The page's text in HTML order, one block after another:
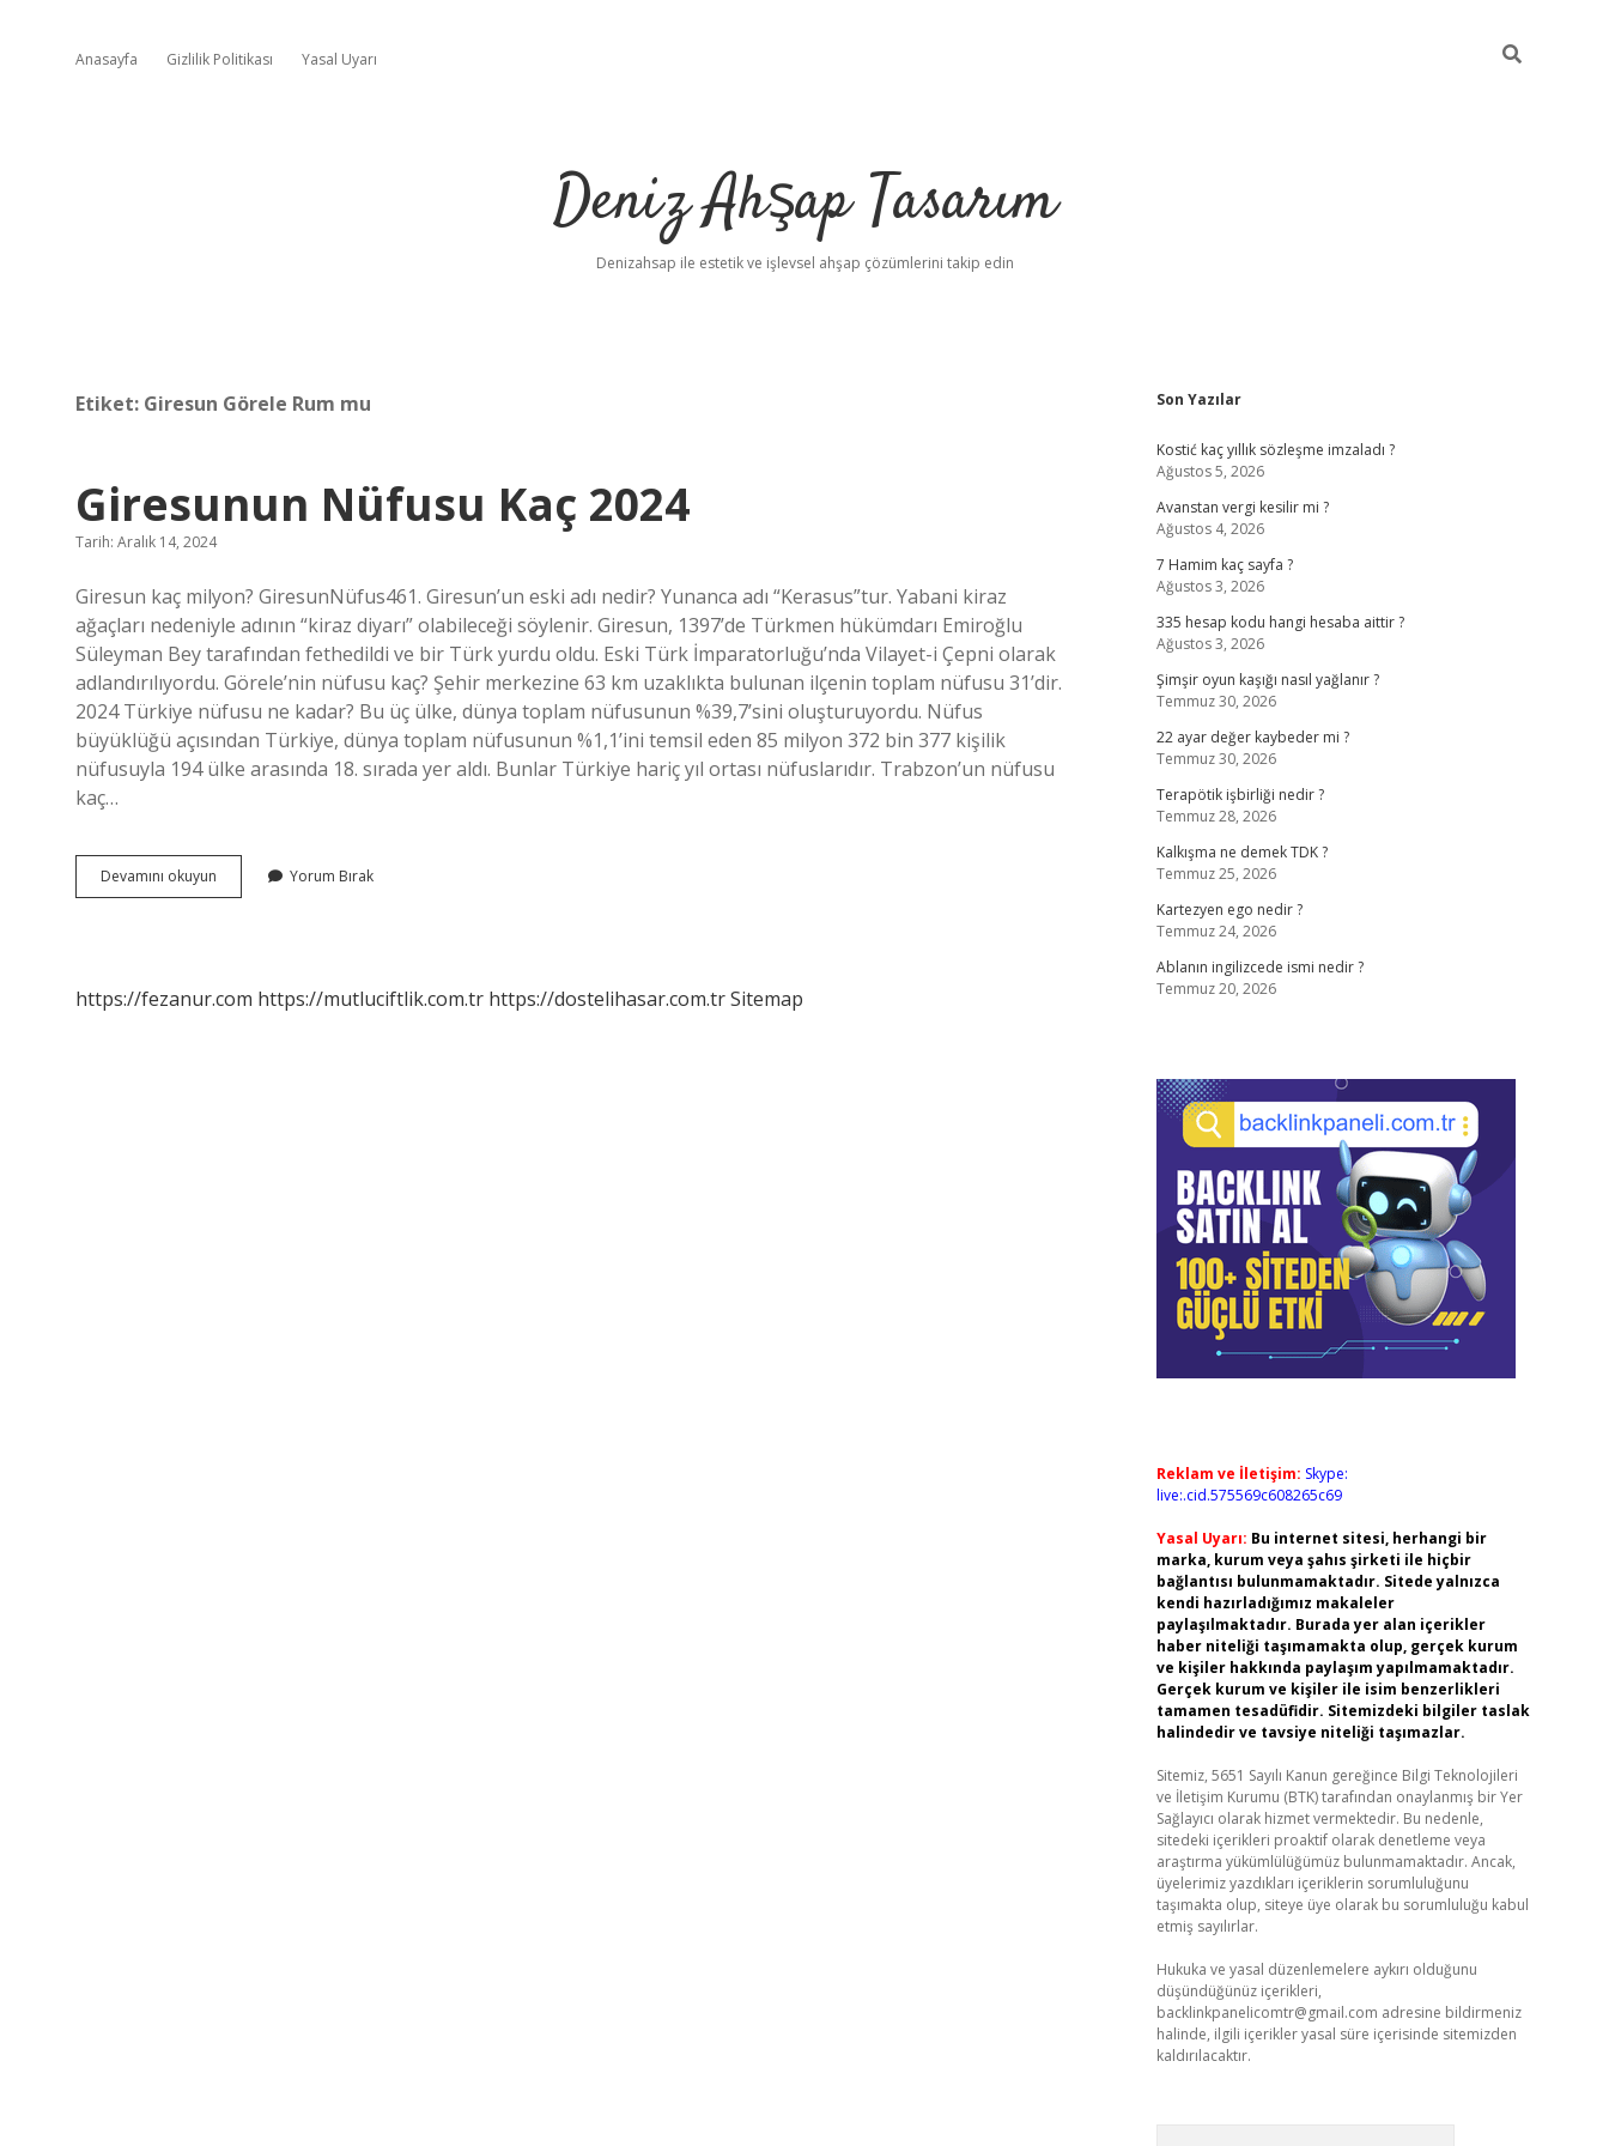
Anasayfa Gizlilik Politikası Yasal Uyarı
Deniz Ahşap Tasarım
Denizahsap ile estetik ve işlevsel ahşap çözümlerini takip edin
Etiket: Giresun Görele Rum mu
Giresunun Nüfusu Kaç 2024
Tarih: Aralık 14, 2024
Giresun kaç milyon? GiresunNüfus461. Giresun’un eski adı nedir? Yunanca adı “Kerasus”tur. Yabani kiraz
ağaçları nedeniyle adının “kiraz diyarı” olabileceği söylenir. Giresun, 1397’de Türkmen hükümdarı Emiroğlu
Süleyman Bey tarafından fethedildi ve bir Türk yurdu oldu. Eski Türk İmparatorluğu’nda Vilayet-i Çepni olarak
adlandırılıyordu. Görele’nin nüfusu kaç? Şehir merkezine 63 km uzaklıkta bulunan ilçenin toplam nüfusu 31’dir.
2024 Türkiye nüfusu ne kadar? Bu üç ülke, dünya toplam nüfusunun %39,7’sini oluşturuyordu. Nüfus
büyüklüğü açısından Türkiye, dünya toplam nüfusunun %1,1’ini temsil eden 85 milyon 372 bin 377 kişilik
nüfusuyla 194 ülke arasında 18. sırada yer aldı. Bunlar Türkiye hariç yıl ortası nüfuslarıdır. Trabzon’un nüfusu
kaç…
Devamını okuyun Giresunun
Nüfusu
Yorum Bırak
https://fezanur.com https://mutluciftlik.com.tr https://dostelihasar.com.trSitemap
Sidebar
Son Yazılar
Kostić kaç yıllık sözleşme imzaladı ?
Ağustos 5, 2026
Avanstan vergi kesilir mi ?
Ağustos 4, 2026
7 Hamim kaç sayfa ?
Ağustos 3, 2026
335 hesap kodu hangi hesaba aittir ?
Ağustos 3, 2026
Şimşir oyun kaşığı nasıl yağlanır ?
Temmuz 30, 2026
22 ayar değer kaybeder mi ?
Temmuz 30, 2026
Terapötik işbirliği nedir ?
Temmuz 28, 2026
Kalkışma ne demek TDK ?
Temmuz 25, 2026
Kartezyen ego nedir ?
Temmuz 24, 2026
Ablanın ingilizcede ismi nedir ?
Temmuz 20, 2026
Reklam ve İletişim: Skype:
live:.cid.575569c608265c69
Yasal Uyarı: Bu internet sitesi, herhangi bir
marka, kurum veya şahıs şirketi ile hiçbir
bağlantısı bulunmamaktadır. Sitede yalnızca
kendi hazırladığımız makaleler
paylaşılmaktadır. Burada yer alan içerikler
haber niteliği taşımamakta olup, gerçek kurum
ve kişiler hakkında paylaşım yapılmamaktadır.
Gerçek kurum ve kişiler ile isim benzerlikleri
tamamen tesadüfidir. Sitemizdeki bilgiler taslak
halindedir ve tavsiye niteliği taşımazlar.
Sitemiz, 5651 Sayılı Kanun gereğince Bilgi Teknolojileri
ve İletişim Kurumu (BTK) tarafından onaylanmış bir Yer
Sağlayıcı olarak hizmet vermektedir. Bu nedenle,
sitedeki içerikleri proaktif olarak denetleme veya
araştırma yükümlülüğümüz bulunmamaktadır. Ancak,
üyelerimiz yazdıkları içeriklerin sorumluluğunu
taşımakta olup, siteye üye olarak bu sorumluluğu kabul
etmiş sayılırlar.
Hukuka ve yasal düzenlemelere aykırı olduğunu
düşündüğünüz içerikleri,
backlinkpanelicomtr@gmail.com adresine bildirmeniz
halinde, ilgili içerikler yasal süre içerisinde sitemizden
kaldırılacaktır.